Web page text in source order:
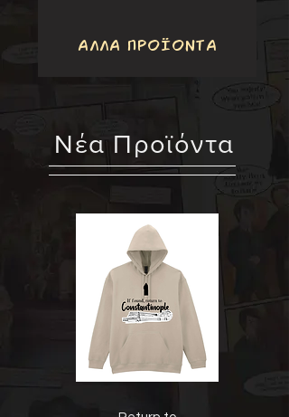
ΑΛΛΑ ΠΡΟΪΟΝΤΑ
​Νέα Προϊόντα